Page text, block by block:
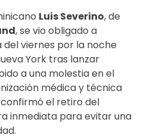
Luis Severino, de
, se vio obligado a
viernes por la noche
York tras lanzar
a una molestia en el
médica y técnica
el retiro del
inmediata para evitar una